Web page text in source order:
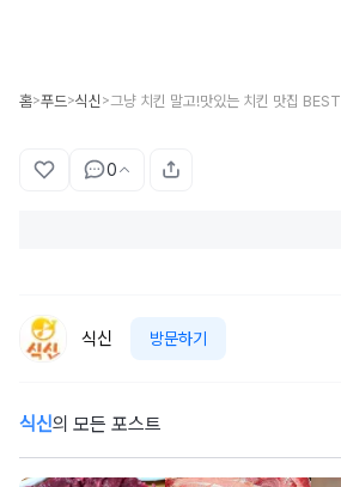
홈>푸드>식신 >그냥 치킨 말고!맛있는 치킨 맛집 BEST
0
식신 방문하기
식신의 모든 포스트